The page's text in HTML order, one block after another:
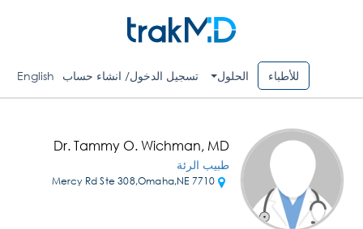
للأطباء الحلول تسجيل الدخول/ انشاء حساب English
Dr. Tammy O. Wichman, MD
طبيب الرئة